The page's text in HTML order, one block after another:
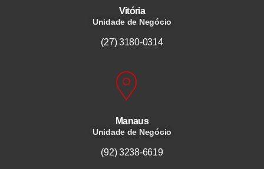
Vitória
Unidade de Negócio
(27) 3180-0314
Manaus
Unidade de Negócio
(92) 3238-6619